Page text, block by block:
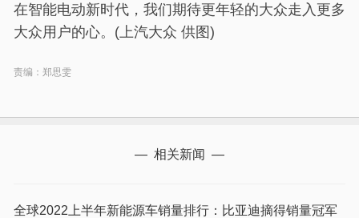
在智能电动新时代，我们期待更年轻的大众走入更多
大众用户的心。(上汽大众 供图)
责编：郑思雯
— 相关新闻 —
全球2022上半年新能源车销量排行：比亚迪摘得销量冠军